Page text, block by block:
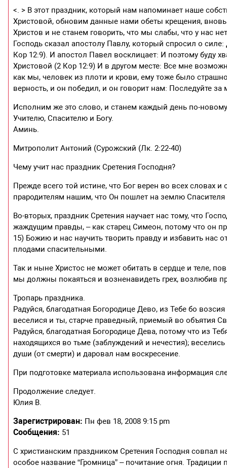
<. > В этот праздник, который нам напоминает наше
Христовой, обновим данные нами обеты крещения,
Христов и не станем говорить, что мы слабы, что у нас
Господь сказал апостолу Павлу, который спросил о
Кор 12:9). И апостол Павел восклицает: И поэтому буду
Христовой (2 Кор 12:9) И в другом месте: Все мне
как мы, человек из плоти и крови, ему тоже было
верность, и он победил, и он говорит нам: Последуйте
Исполним же это слово, и станем каждый день по-
Учителю, Спасителю и Богу.
Аминь.
Митрополит Антоний (Сурожский (Лк. 2:22-40)
Чему учит нас праздник Сретения Господня?
Прежде всего той истине, что Бог верен во всех
прародителям нашим, что Он пошлет на землю
Во-вторых, праздник Сретения научает нас тому, что
жаждущим правды, – как старец Симеон, потому что он
15) Божию и нас научить творить правду и избавить нас
плодами спасительными.
Так и ныне Христос не может обитать в сердце и теле,
мы должны покаяться и возненавидеть грех, возлюбив
Тропарь праздника.
Радуйся, благодатная Богородице Дево, из Тебе бо
веселися и ты, старче праведный, приемый во объятия
Радуйся, благодатная Богородице Дева, потому что из
находящихся во тьме (заблуждений и нечестия);
души (от смерти) и даровал нам воскресение.
При подготовке материала использована информация
Продолжение следует.
Юлия В.
Зарегистрирован: Пн фев 18, 2008 9:15 pm
Сообщения: 51
С христианским праздником Сретения Господня
особое название “Громница” – почитание огня.